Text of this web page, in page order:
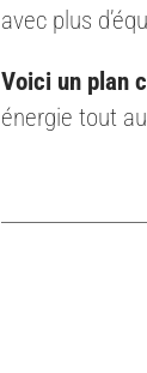
avec plus
Voici un plan
énergie tout